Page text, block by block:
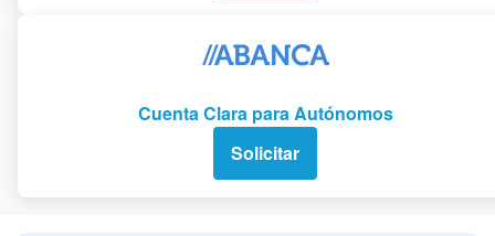
Cuenta Clara para Autónomos
Solicitar